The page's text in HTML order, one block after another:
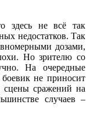
здесь не всё так
недостатков. Так
дозами,
Но зрителю со
На очередные
не приносит
сцены сражений на
случаев –